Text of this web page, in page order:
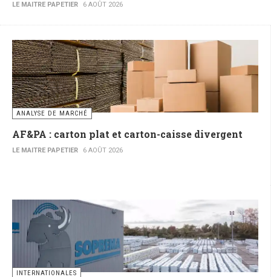
LE MAITRE PAPETIER 6 AOÛT 2026
ANALYSE DE MARCHÉ
AF&PA : carton plat et carton-caisse divergent
LE MAITRE PAPETIER 6 AOÛT 2026
INTERNATIONALES